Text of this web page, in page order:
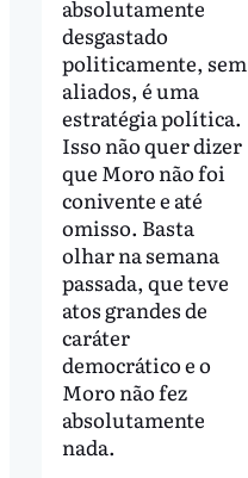
absolutamente
desgastado
politicamente, sem
aliados, é uma
estratégia política.
Isso não quer dizer
que Moro não foi
conivente e até
omisso. Basta
olhar na semana
passada, que teve
atos grandes de
caráter
democrático e o
Moro não fez
absolutamente
nada.